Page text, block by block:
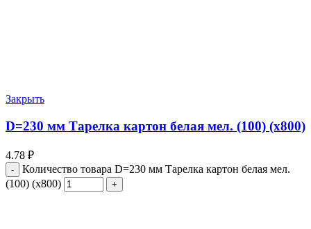
Закрыть
D=230 мм Тарелка картон белая мел. (100) (х800)
4.78 ₽
Количество товара D=230 мм Тарелка картон белая мел.
(100) (х800)